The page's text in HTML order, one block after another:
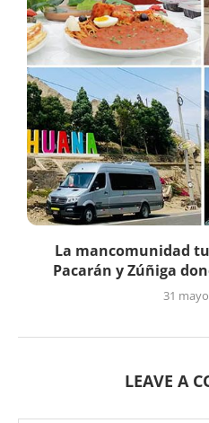
La mancomunidad
Pacarán y Zúñiga
31
LEAVE A